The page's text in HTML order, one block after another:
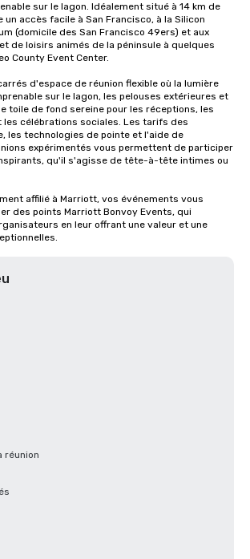
sur le lagon. Idéalement situé à 14 km de
un accès facile à San Francisco, à la Silicon
(domicile des San Francisco 49ers) et aux
de loisirs animés de la péninsule à quelques
County Event Center.
d'espace de réunion flexible où la lumière
sur le lagon, les pelouses extérieures et
toile de fond sereine pour les réceptions, les
les célébrations sociales. Les tarifs des
les technologies de pointe et l'aide de
expérimentés vous permettent de participer
qu'il s'agisse de tête-à-tête intimes ou
affilié à Marriott, vos événements vous
des points Marriott Bonvoy Events, qui
en leur offrant une valeur et une
réunion